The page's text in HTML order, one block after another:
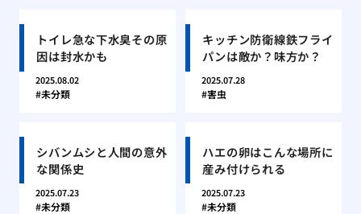
トイレ急な下水臭その原
因は封水かも
2025.08.02
未分類
キッチン防衛線鉄フライ
パンは敵か？味方か？
2025.07.28
害虫
シバンムシと人間の意外
な関係史
2025.07.23
未分類
ハエの卵はこんな場所に
産み付けられる
2025.07.23
未分類